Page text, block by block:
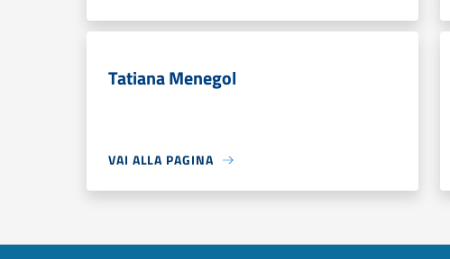
Tatiana Menegol
VAI ALLA PAGINA